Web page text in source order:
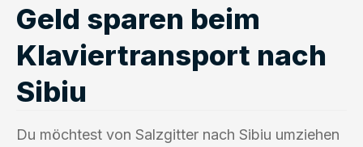
Geld sparen beim
Klaviertransport nach
Sibiu
Du möchtest von Salzgitter nach Sibiu umziehen